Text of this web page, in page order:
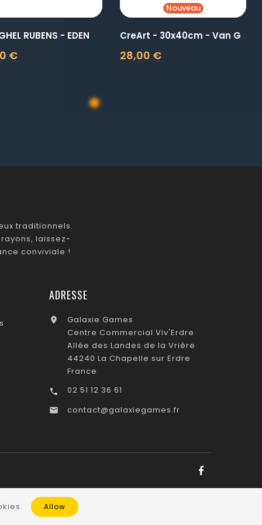
RUBENS - EDEN
€
Nouveau
CreArt - 30x40cm - Van Gogh...
28,00 €
Prix
traditionnels.
laissez-
conviviale !
ADRESSE

Galaxie Games
Centre Commercial Viv'Erdre
Allée des Landes de la Vrière
44240 La Chapelle sur Erdre
France
 02 51 12 36 61
 contact@galaxiegames.fr
Allow